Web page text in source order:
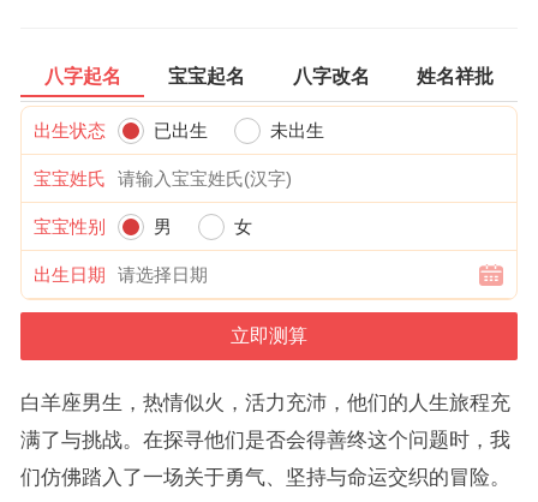
八字起名 宝宝起名 八字改名 姓名祥批
出生状态 已出生 未出生
宝宝姓氏
宝宝性别 男 女
出生日期
白羊座男生，热情似火，活力充沛，他们的人生旅程充
满了与挑战。在探寻他们是否会得善终这个问题时，我
们仿佛踏入了一场关于勇气、坚持与命运交织的冒险。